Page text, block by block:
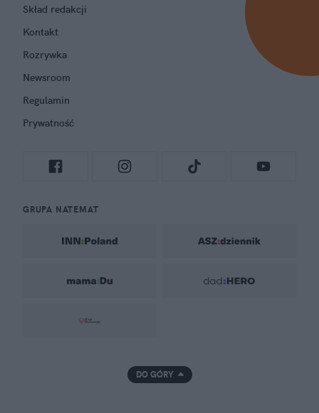
Skład redakcji
Kontakt
Rozrywka
Newsroom
Regulamin
Prywatność
GRUPA NATEMAT
DO GÓRY